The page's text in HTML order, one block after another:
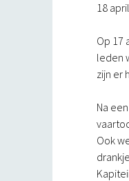
18
Op 17
leden
zijn er
Na
Ook